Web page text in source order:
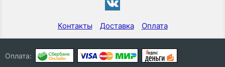
Контакты Доставка Оплата
Оплата: